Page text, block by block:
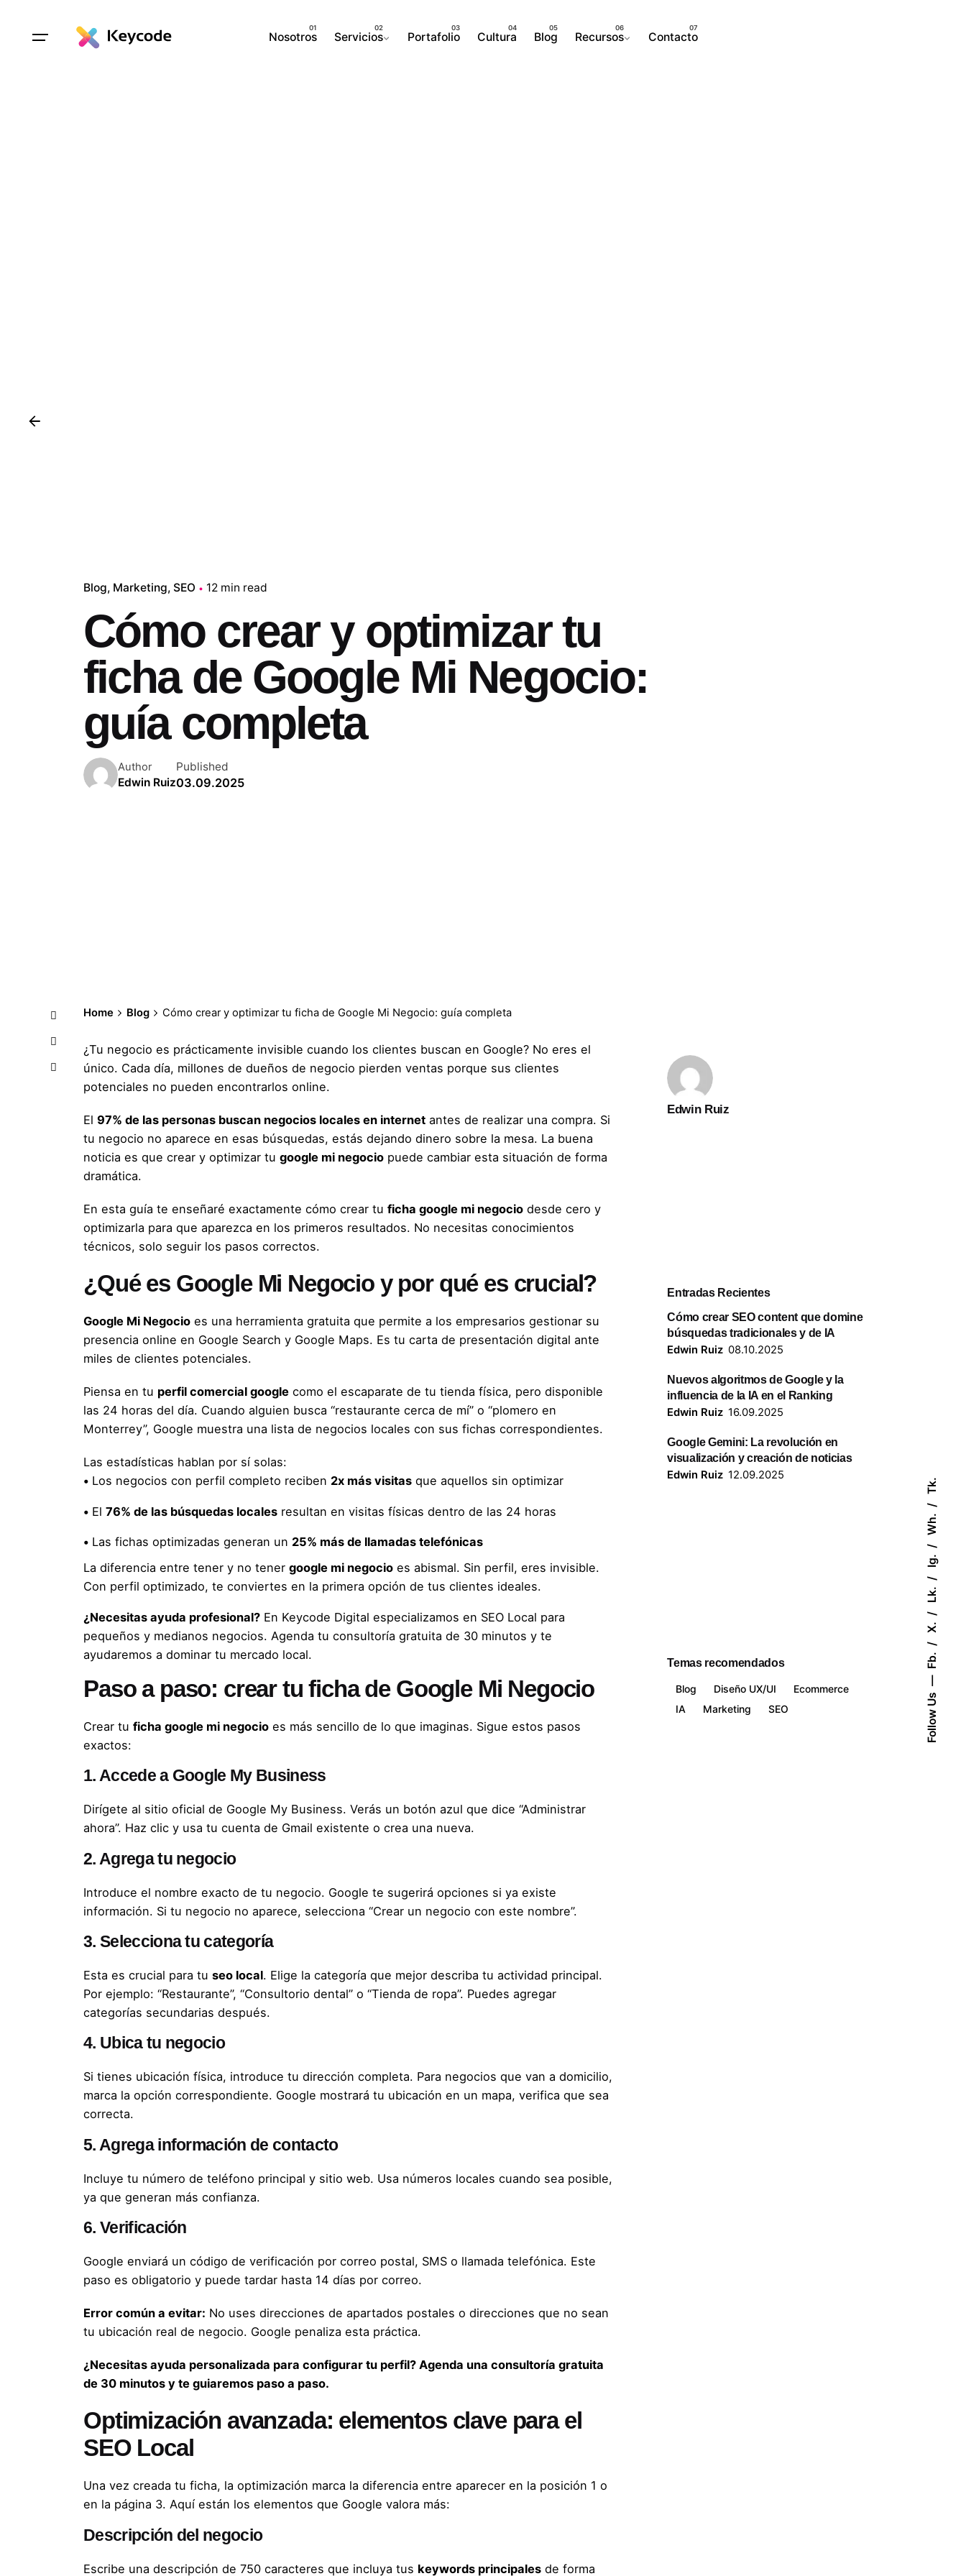
Follow Us
Fb.
X.
Lk.
Ig.
Wh.
Tk.
Nosotros Servicios Portafolio Cultura Blog Recursos Contacto
Blog Marketing SEO 12 min read
Cómo crear y optimizar tu
ficha de Google Mi Negocio:
guía completa
Author
Edwin Ruiz
Published
03.09.2025
Home Blog Cómo crear y optimizar tu ficha de Google Mi Negocio: guía completa
¿Tu negocio es prácticamente invisible cuando los clientes buscan en Google? No eres el
único. Cada día, millones de dueños de negocio pierden ventas porque sus clientes
potenciales no pueden encontrarlos online.
El 97% de las personas buscan negocios locales en internet antes de realizar una compra. Si
tu negocio no aparece en esas búsquedas, estás dejando dinero sobre la mesa. La buena
noticia es que crear y optimizar tu google mi negocio puede cambiar esta situación de forma
dramática.
En esta guía te enseñaré exactamente cómo crear tu ficha google mi negocio desde cero y
optimizarla para que aparezca en los primeros resultados. No necesitas conocimientos
técnicos, solo seguir los pasos correctos.
¿Qué es Google Mi Negocio y por qué es crucial?
Google Mi Negocio es una herramienta gratuita que permite a los empresarios gestionar su
presencia online en Google Search y Google Maps. Es tu carta de presentación digital ante
miles de clientes potenciales.
Piensa en tu perfil comercial google como el escaparate de tu tienda física, pero disponible
las 24 horas del día. Cuando alguien busca “restaurante cerca de mí” o “plomero en
Monterrey”, Google muestra una lista de negocios locales con sus fichas correspondientes.
Las estadísticas hablan por sí solas:
• Los negocios con perfil completo reciben 2x más visitas que aquellos sin optimizar
• El 76% de las búsquedas locales resultan en visitas físicas dentro de las 24 horas
• Las fichas optimizadas generan un 25% más de llamadas telefónicas
La diferencia entre tener y no tener google mi negocio es abismal. Sin perfil, eres invisible.
Con perfil optimizado, te conviertes en la primera opción de tus clientes ideales.
¿Necesitas ayuda profesional? En Keycode Digital especializamos en SEO Local para
pequeños y medianos negocios. Agenda tu consultoría gratuita de 30 minutos y te
ayudaremos a dominar tu mercado local.
Paso a paso: crear tu ficha de Google Mi Negocio
Crear tu ficha google mi negocio es más sencillo de lo que imaginas. Sigue estos pasos
exactos:
1. Accede a Google My Business
Dirígete al sitio oficial de Google My Business. Verás un botón azul que dice “Administrar
ahora”. Haz clic y usa tu cuenta de Gmail existente o crea una nueva.
2. Agrega tu negocio
Introduce el nombre exacto de tu negocio. Google te sugerirá opciones si ya existe
información. Si tu negocio no aparece, selecciona “Crear un negocio con este nombre”.
3. Selecciona tu categoría
Esta es crucial para tu seo local. Elige la categoría que mejor describa tu actividad principal.
Por ejemplo: “Restaurante”, “Consultorio dental” o “Tienda de ropa”. Puedes agregar
categorías secundarias después.
4. Ubica tu negocio
Si tienes ubicación física, introduce tu dirección completa. Para negocios que van a domicilio,
marca la opción correspondiente. Google mostrará tu ubicación en un mapa, verifica que sea
correcta.
5. Agrega información de contacto
Incluye tu número de teléfono principal y sitio web. Usa números locales cuando sea posible,
ya que generan más confianza.
6. Verificación
Google enviará un código de verificación por correo postal, SMS o llamada telefónica. Este
paso es obligatorio y puede tardar hasta 14 días por correo.
Error común a evitar: No uses direcciones de apartados postales o direcciones que no sean
tu ubicación real de negocio. Google penaliza esta práctica.
¿Necesitas ayuda personalizada para configurar tu perfil? Agenda una consultoría gratuita
de 30 minutos y te guiaremos paso a paso.
Optimización avanzada: elementos clave para el
SEO Local
Una vez creada tu ficha, la optimización marca la diferencia entre aparecer en la posición 1 o
en la página 3. Aquí están los elementos que Google valora más:
Descripción del negocio
Escribe una descripción de 750 caracteres que incluya tus keywords principales de forma
Edwin Ruiz
Entradas Recientes
Cómo crear SEO content que domine
búsquedas tradicionales y de IA
08.10.2025
Edwin Ruiz
Nuevos algoritmos de Google y la
influencia de la IA en el Ranking
16.09.2025
Edwin Ruiz
Google Gemini: La revolución en
visualización y creación de noticias
12.09.2025
Edwin Ruiz
Temas recomendados
Blog Diseño UX/UI
Ecommerce
IA
Marketing SEO